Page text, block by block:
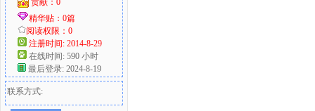
贡献：0
精华贴：0篇
阅读权限：0
注册时间: 2014-8-29
在线时间: 590 小时
最后登录: 2024-8-19
联系方式: